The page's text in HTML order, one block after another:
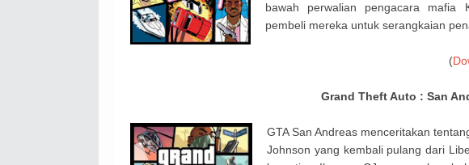
bawah perwalian pengacara mafia
pembeli mereka untuk serangkaian
(
Grand Theft Auto : San
GTA San Andreas menceritakan
Johnson yang kembali pulang dari